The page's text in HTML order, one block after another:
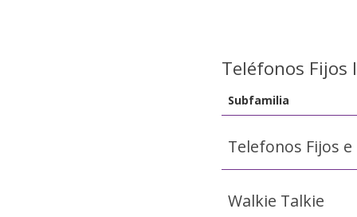
Teléfonos Fijos
Subfamilia
Telefonos Fijos
Walkie Talkie